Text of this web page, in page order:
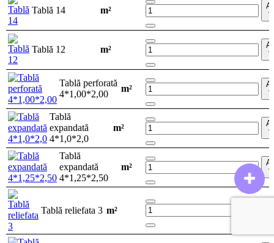
Tablă 14 m²
Tablă 12 m²
Tablă perforată
4*1,00*2,00
m²
Tablă
expandată
4*1,0*2,0
m²
Tablă
expandată
4*1,25*2,50
m²
Tablă reliefata 3 m²
✚